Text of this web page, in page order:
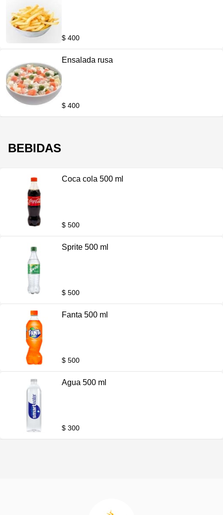
$ 400
Ensalada rusa
$ 400
BEBIDAS
Coca cola 500 ml
$ 500
Sprite 500 ml
$ 500
Fanta 500 ml
$ 500
Agua 500 ml
$ 300